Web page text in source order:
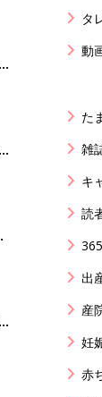
タ
動
た
雑
キ
読
出
産
妊
赤